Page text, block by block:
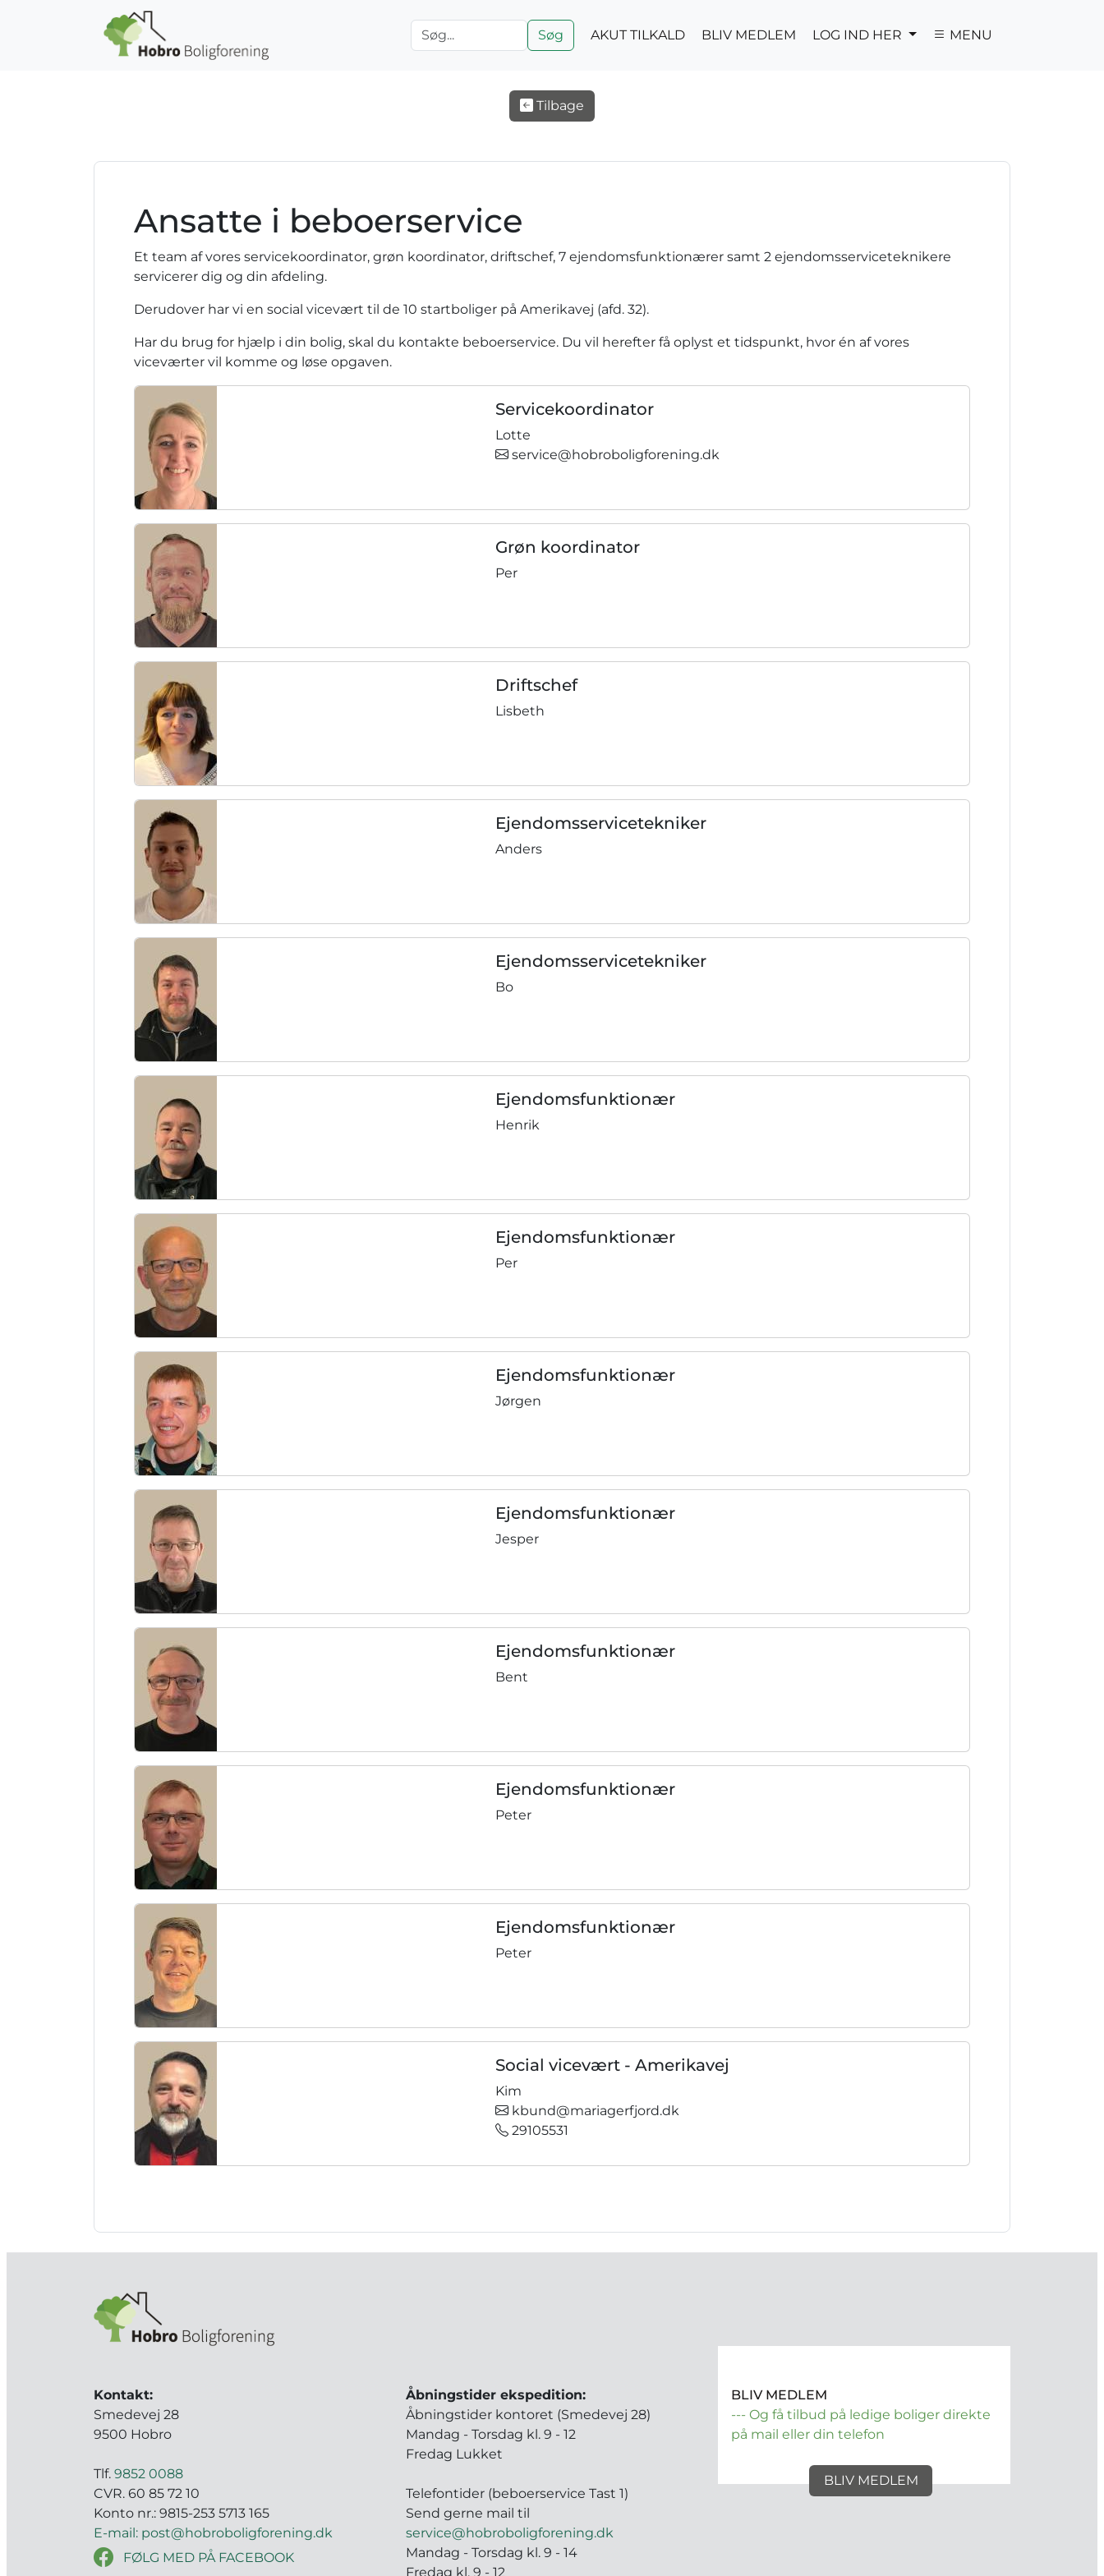
Gå til hovedindhold
Søg
AKUT TILKALD BLIV MEDLEM LOG IND HER MENU
Tilbage
Ansatte i beboerservice
Et team af vores servicekoordinator, grøn koordinator, driftschef, 7 ejendomsfunktionærer samt 2 ejendomsserviceteknikere
servicerer dig og din afdeling.
Derudover har vi en social vicevært til de 10 startboliger på Amerikavej (afd. 32).
Har du brug for hjælp i din bolig, skal du kontakte beboerservice. Du vil herefter få oplyst et tidspunkt, hvor én af vores
viceværter vil komme og løse opgaven.
Servicekoordinator
Lotte
service@hobroboligforening.dk
Grøn koordinator
Per
Driftschef
Lisbeth
Ejendomsservicetekniker
Anders
Ejendomsservicetekniker
Bo
Ejendomsfunktionær
Henrik
Ejendomsfunktionær
Per
Ejendomsfunktionær
Jørgen
Ejendomsfunktionær
Jesper
Ejendomsfunktionær
Bent
Ejendomsfunktionær
Peter
Ejendomsfunktionær
Peter
Social vicevært - Amerikavej
Kim
kbund@mariagerfjord.dk
29105531
Kontakt:
Smedevej 28
9500 Hobro
Tlf. 9852 0088
CVR. 60 85 72 10
Konto nr.: 9815-253 5713 165
E-mail: post@hobroboligforening.dk
FØLG MED PÅ FACEBOOK
Åbningstider ekspedition:
Åbningstider kontoret (Smedevej 28)
Mandag - Torsdag kl. 9 - 12
Fredag Lukket
Telefontider (beboerservice Tast 1)
Send gerne mail til
service@hobroboligforening.dk
Mandag - Torsdag kl. 9 - 14
Fredag kl. 9 - 12
BLIV MEDLEM
--- Og få tilbud på ledige boliger direkte
på mail eller din telefon
BLIV MEDLEM